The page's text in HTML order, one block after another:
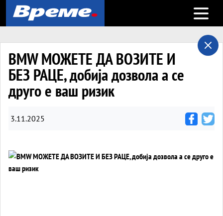
Open
BMW МОЖЕТЕ ДА ВОЗИТЕ И
БЕЗ РАЦЕ, добија дозвола а се
друго е ваш ризик
3.11.2025